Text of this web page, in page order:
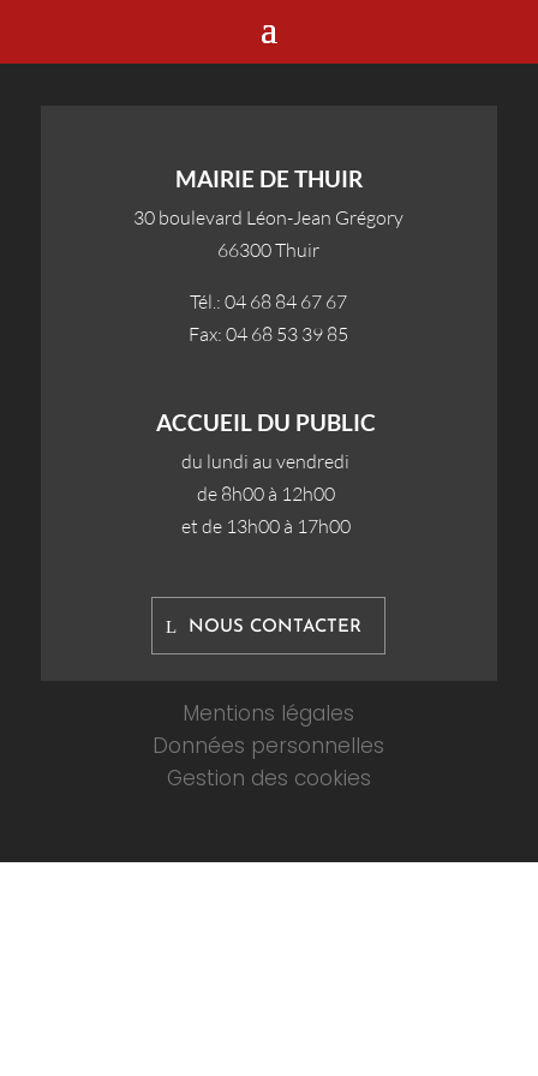
MAIRIE DE THUIR
30 boulevard Léon-Jean Grégory
66300 Thuir
Tél.: 04 68 84 67 67
Fax: 04 68 53 39 85
ACCUEIL DU PUBLIC
du lundi au vendredi
de 8h00 à 12h00
et de 13h00 à 17h00
NOUS CONTACTER
Mentions légales
Données personnelles
Gestion des cookies